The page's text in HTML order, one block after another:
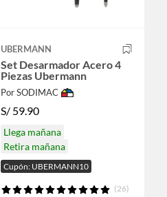
UBERMANN
Set Desarmador Acero 4
Piezas Ubermann
Por SODIMAC
S/ 59.90
Llega mañana
Retira mañana
Cupón: UBERMANN10
(26)